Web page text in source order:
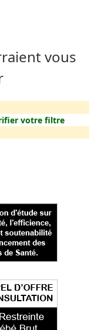
vous
votre filtre